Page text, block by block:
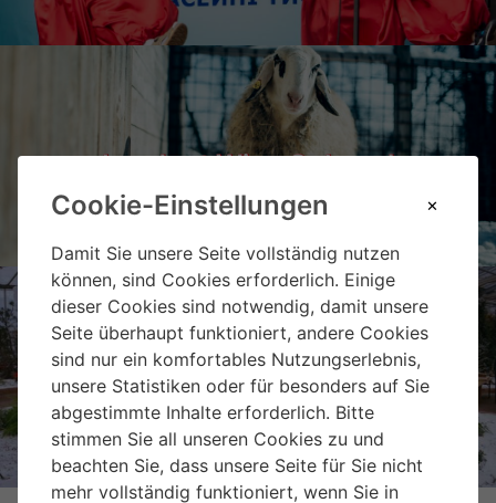
Cookie-Einstellungen
Damit Sie unsere Seite vollständig nutzen
können, sind Cookies erforderlich. Einige
dieser Cookies sind notwendig, damit unsere
Seite überhaupt funktioniert, andere Cookies
sind nur ein komfortables Nutzungserlebnis,
unsere Statistiken oder für besonders auf Sie
abgestimmte Inhalte erforderlich. Bitte
stimmen Sie all unseren Cookies zu und
beachten Sie, dass unsere Seite für Sie nicht
mehr vollständig funktioniert, wenn Sie in
Landgut Wien Cobenzl
Weihnachtsmarkt Hirschstetten